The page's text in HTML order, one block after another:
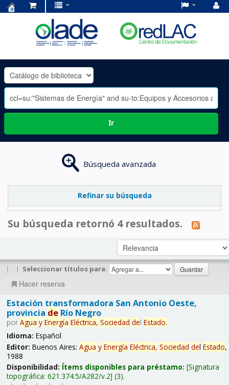
OLADE
-
Ir
Búsqueda avanzada
Refinar su búsqueda
Su búsqueda retornó 4 resultados.
| | Seleccionar títulos para:
Hacer reserva
Estación transformadora San Antonio Oeste,
provincia deRío Negro
por Agua y Energía Eléctrica, Sociedad del Estado.
Idioma: Español
Editor: Buenos Aires: Agua y Energía Eléctrica, Sociedad del Estado,
1988
Disponibilidad: Ítems disponibles para préstamo: Signatura
topográfica: 621.374.5/A282/v.2 (3).